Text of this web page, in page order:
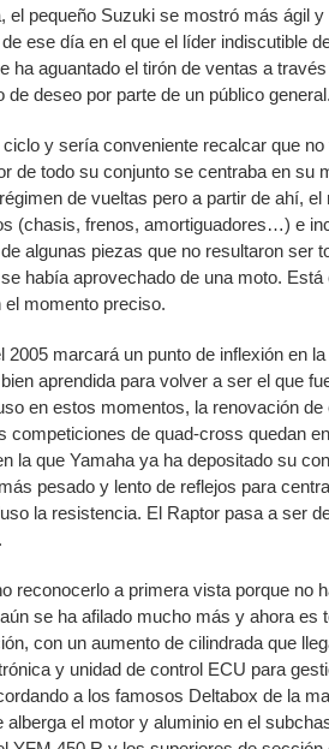
el pequeño Suzuki se mostró más ágil y
ese día en el que el líder indiscutible
ha aguantado el tirón de ventas a
deseo por parte de un público general.
y sería conveniente recalcar que
de todo su conjunto se centraba en su
de vueltas pero a partir de ahí,
(chasis, frenos, amortiguadores…) e
algunas piezas que no resultaron ser
había aprovechado de una moto. Está
momento preciso.
2005 marcará un punto de inflexión en
aprendida para volver a ser el que
en estos momentos, la renovación de
competiciones de quad-cross quedan
la que Yamaha ya ha depositado su
pesado y lento de reflejos para
la resistencia. El Raptor pasa a ser
reconocerlo a primera vista porque no
se ha afilado mucho más y ahora es
con un aumento de cilindrada que
y unidad de control ECU para
a los famosos Deltabox de la
alberga el motor y aluminio en el